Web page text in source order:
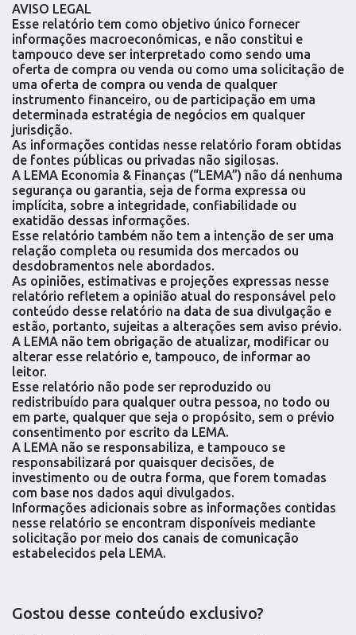
AVISO LEGAL
Esse relatório tem como objetivo único fornecer
informações macroeconômicas, e não constitui e
tampouco deve ser interpretado como sendo uma
oferta de compra ou venda ou como uma solicitação de
uma oferta de compra ou venda de qualquer
instrumento financeiro, ou de participação em uma
determinada estratégia de negócios em qualquer
jurisdição.
As informações contidas nesse relatório foram obtidas
de fontes públicas ou privadas não sigilosas.
A LEMA Economia & Finanças (“LEMA”) não dá nenhuma
segurança ou garantia, seja de forma expressa ou
implícita, sobre a integridade, confiabilidade ou
exatidão dessas informações.
Esse relatório também não tem a intenção de ser uma
relação completa ou resumida dos mercados ou
desdobramentos nele abordados.
As opiniões, estimativas e projeções expressas nesse
relatório refletem a opinião atual do responsável pelo
conteúdo desse relatório na data de sua divulgação e
estão, portanto, sujeitas a alterações sem aviso prévio.
A LEMA não tem obrigação de atualizar, modificar ou
alterar esse relatório e, tampouco, de informar ao
leitor.
Esse relatório não pode ser reproduzido ou
redistribuído para qualquer outra pessoa, no todo ou
em parte, qualquer que seja o propósito, sem o prévio
consentimento por escrito da LEMA.
A LEMA não se responsabiliza, e tampouco se
responsabilizará por quaisquer decisões, de
investimento ou de outra forma, que forem tomadas
com base nos dados aqui divulgados.
Informações adicionais sobre as informações contidas
nesse relatório se encontram disponíveis mediante
solicitação por meio dos canais de comunicação
estabelecidos pela LEMA.
Gostou desse conteúdo exclusivo?